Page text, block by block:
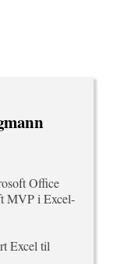
Office
MVP i Excel-
Excel til